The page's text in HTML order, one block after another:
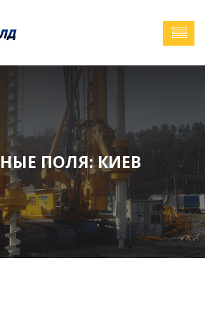
ПОЛЯ: КИЕВ